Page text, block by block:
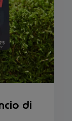
di